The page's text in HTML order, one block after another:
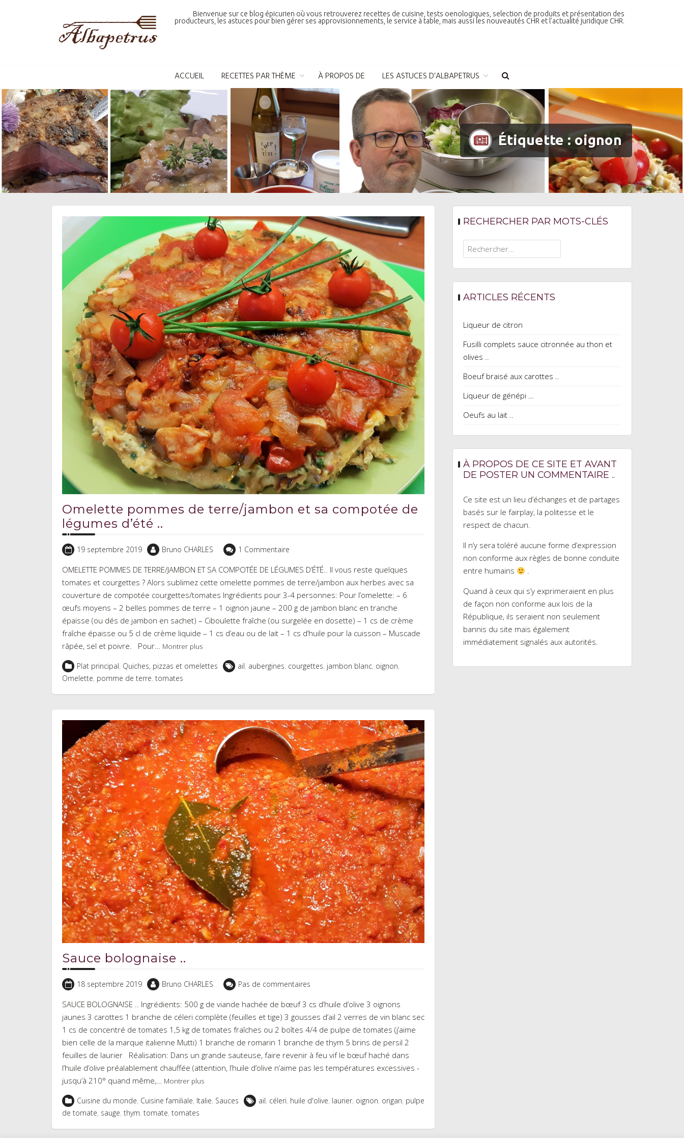
Bienvenue sur ce blog épicurien où vous retrouverez recettes de cuisine, tests oenologiques, selection de produits et présentation des
producteurs, les astuces pour bien gérer ses approvisionnements, le service à table, mais aussi les nouveautés CHR et l'actualité juridique CHR.
ACCUEIL RECETTES PAR THÈME À PROPOS DE LES ASTUCES D’ALBAPETRUS
Étiquette :oignon
Omelette pommes de terre/jambon et sa compotée de
légumes d’été ..
19 septembre 2019 Bruno CHARLES 1 Commentaire
OMELETTE POMMES DE TERRE/JAMBON ET SA COMPOTÉE DE LÉGUMES D’ÉTÉ.. Il vous reste quelques
tomates et courgettes ? Alors sublimez cette omelette pommes de terre/jambon aux herbes avec sa
couverture de compotée courgettes/tomates Ingrédients pour 3-4 personnes: Pour l’omelette: – 6
œufs moyens – 2 belles pommes de terre – 1 oignon jaune – 200 g de jambon blanc en tranche
épaisse (ou dés de jambon en sachet) – Ciboulette fraîche (ou surgelée en dosette) – 1 cs de crème
fraîche épaisse ou 5 cl de crème liquide – 1 cs d’eau ou de lait – 1 cs d’huile pour la cuisson – Muscade
râpée, sel et poivre. Pour… Montrer plus
Plat principal, Quiches, pizzas et omelettes ail, aubergines, courgettes, jambon blanc, oignon,
Omelette, pomme de terre, tomates
Sauce bolognaise ..
18 septembre 2019 Bruno CHARLES Pas de commentaires
SAUCE BOLOGNAISE .. Ingrédients: 500 g de viande hachée de bœuf 3 cs d’huile d’olive 3 oignons
jaunes 3 carottes 1 branche de céleri complète (feuilles et tige) 3 gousses d’ail 2 verres de vin blanc sec
1 cs de concentré de tomates 1,5 kg de tomates fraîches ou 2 boîtes 4/4 de pulpe de tomates (j’aime
bien celle de la marque italienne Mutti) 1 branche de romarin 1 branche de thym 5 brins de persil 2
feuilles de laurier Réalisation: Dans un grande sauteuse, faire revenir à feu vif le bœuf haché dans
l’huile d’olive préalablement chauffée (attention, l’huile d’olive n’aime pas les températures excessives -
jusqu’à 210° quand même,…
Montrer plus
Cuisine du monde, Cuisine familiale, Italie, Sauces ail, céleri, huile d'olive, laurier, oignon, origan, pulpe
de tomate, sauge, thym, tomate, tomates
RECHERCHER PAR MOTS-CLÉS
Rechercher :
ARTICLES RÉCENTS
Liqueur de citron
Fusilli complets sauce citronnée au thon et
olives ..
Boeuf braisé aux carottes ..
Liqueur de génépi …
Oeufs au lait ..
À PROPOS DE CE SITE ET AVANT
DE POSTER UN COMMENTAIRE ..
Ce site est un lieu d’échanges et de partages
basés sur le fairplay, la politesse et le
respect de chacun.
Il n’y sera toléré aucune forme d’expression
non conforme aux règles de bonne conduite
entre humains
.
Quand à ceux qui s’y exprimeraient en plus
de façon non conforme aux lois de la
République, ils seraient non seulement
bannis du site mais également
immédiatement signalés aux autorités.